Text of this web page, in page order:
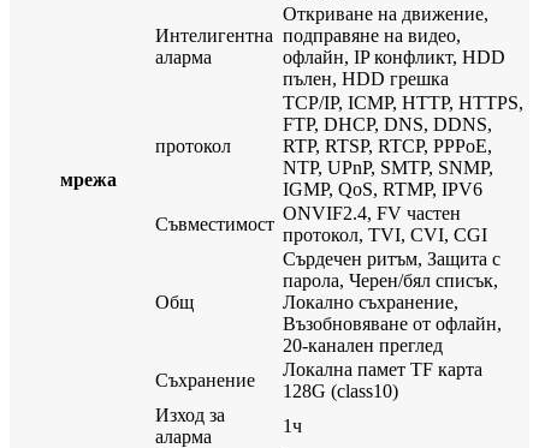
мрежа
Интелигентна
аларма
Откриване на движение,
подправяне на видео,
офлайн, IP конфликт, HDD
пълен, HDD грешка
протокол
TCP/IP, ICMP, HTTP, HTTPS,
FTP, DHCP, DNS, DDNS,
RTP, RTSP, RTCP, PPPoE,
NTP, UPnP, SMTP, SNMP,
IGMP, QoS, RTMP, IPV6
Съвместимост
ONVIF2.4, FV частен
протокол, TVI, CVI, CGI
Общ
Сърдечен ритъм, Защита с
парола, Черен/бял списък,
Локално съхранение,
Възобновяване от офлайн,
20-канален преглед
Съхранение
Локална памет TF карта
128G (class10)
Изход за
аларма
1ч